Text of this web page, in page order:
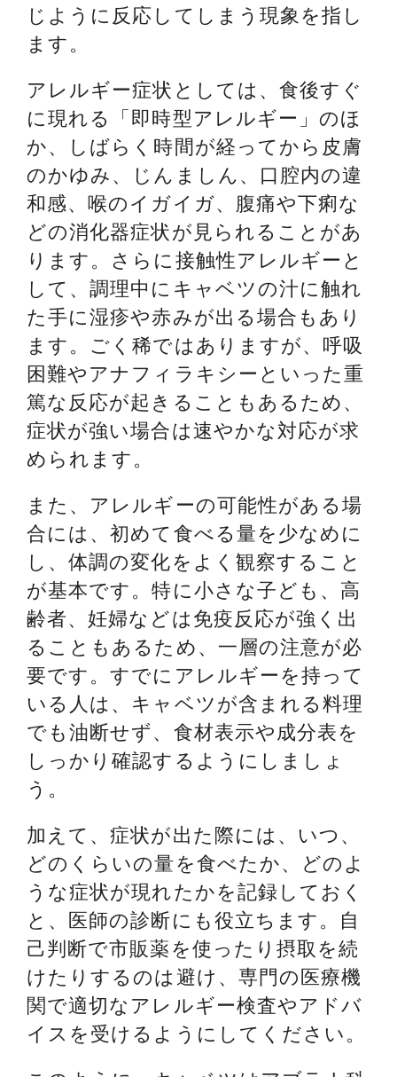
じように反応してしまう現象を指し
ます。
アレルギー症状としては、食後すぐ
に現れる「即時型アレルギー」のほ
か、しばらく時間が経ってから皮膚
のかゆみ、じんましん、口腔内の違
和感、喉のイガイガ、腹痛や下痢な
どの消化器症状が見られることがあ
ります。さらに接触性アレルギーと
して、調理中にキャベツの汁に触れ
た手に湿疹や赤みが出る場合もあり
ます。ごく稀ではありますが、呼吸
困難やアナフィラキシーといった重
篤な反応が起きることもあるため、
症状が強い場合は速やかな対応が求
められます。
また、アレルギーの可能性がある場
合には、初めて食べる量を少なめに
し、体調の変化をよく観察すること
が基本です。特に小さな子ども、高
齢者、妊婦などは免疫反応が強く出
ることもあるため、一層の注意が必
要です。すでにアレルギーを持って
いる人は、キャベツが含まれる料理
でも油断せず、食材表示や成分表を
しっかり確認するようにしましょ
う。
加えて、症状が出た際には、いつ、
どのくらいの量を食べたか、どのよ
うな症状が現れたかを記録しておく
と、医師の診断にも役立ちます。自
己判断で市販薬を使ったり摂取を続
けたりするのは避け、専門の医療機
関で適切なアレルギー検査やアドバ
イスを受けるようにしてください。